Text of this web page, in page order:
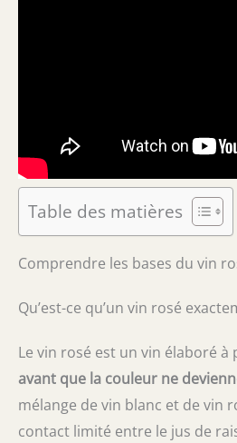
Table des matières
Comprendre les bases du vin
Qu’est-ce qu’un vin rosé
Le vin rosé est un vin élaboré
avant que la couleur ne
mélange de vin blanc et de vin
contact limité entre le jus de